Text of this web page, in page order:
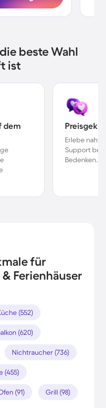
beste Wahl
ist
dem
Erlebe
Support bei
Bedenken.
für
Ferienhäuser
(552)
(620)
Nichtraucher (736)
(455)
(91) Grill (98)